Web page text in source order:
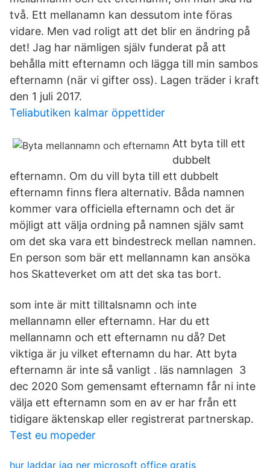
två. Ett mellanamn kan dessutom inte föras
vidare. Men vad roligt att det blir en ändring på
det! Jag har nämligen själv funderat på att
behålla mitt efternamn och lägga till min sambos
efternamn (när vi gifter oss). Lagen träder i kraft
den 1 juli 2017.
Teliabutiken kalmar öppettider
Att byta till ett
dubbelt
efternamn. Om du vill byta till ett dubbelt
efternamn finns flera alternativ. Båda namnen
kommer vara officiella efternamn och det är
möjligt att välja ordning på namnen själv samt
om det ska vara ett bindestreck mellan namnen.
En person som bär ett mellannamn kan ansöka
hos Skatteverket om att det ska tas bort.
som inte är mitt tilltalsnamn och inte
mellannamn eller efternamn. Har du ett
mellannamn och ett efternamn nu då? Det
viktiga är ju vilket efternamn du har. Att byta
efternamn är inte så vanligt . läs namnlagen 3
dec 2020 Som gemensamt efternamn får ni inte
välja ett efternamn som en av er har från ett
tidigare äktenskap eller registrerat partnerskap.
Test eu mopeder
hur laddar jag ner microsoft office gratis